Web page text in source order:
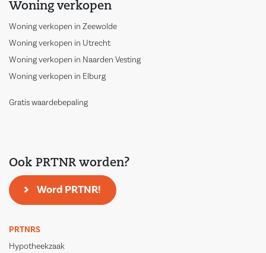
Woning verkopen
Woning verkopen in Zeewolde
Woning verkopen in Utrecht
Woning verkopen in Naarden Vesting
Woning verkopen in Elburg
Gratis waardebepaling
Ook PRTNR worden?
Word PRTNR!
PRTNRS
Hypotheekzaak